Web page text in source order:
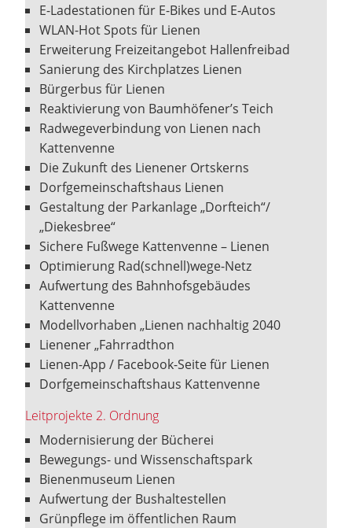
E-Ladestationen für E-Bikes und E-Autos
WLAN-Hot Spots für Lienen
Erweiterung Freizeitangebot Hallenfreibad
Sanierung des Kirchplatzes Lienen
Bürgerbus für Lienen
Reaktivierung von Baumhöfener’s Teich
Radwegeverbindung von Lienen nach
Kattenvenne
Die Zukunft des Lienener Ortskerns
Dorfgemeinschaftshaus Lienen
Gestaltung der Parkanlage „Dorfteich“/
„Diekesbree“
Sichere Fußwege Kattenvenne – Lienen
Optimierung Rad(schnell)wege-Netz
Aufwertung des Bahnhofsgebäudes
Kattenvenne
Modellvorhaben „Lienen nachhaltig 2040
Lienener „Fahrradthon
Lienen-App / Facebook-Seite für Lienen
Dorfgemeinschaftshaus Kattenvenne
Leitprojekte 2. Ordnung
Modernisierung der Bücherei
Bewegungs- und Wissenschaftspark
Bienenmuseum Lienen
Aufwertung der Bushaltestellen
Grünpflege im öffentlichen Raum